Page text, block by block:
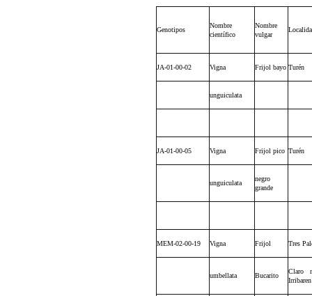
Genotipos
Nombre
científico
Nombre
vulgar
JA-01-00-02 Vigna Frijol bayo Turén
unguiculata
JA-01-00-05 Vigna Frijol pico Turén
unguiculata
negro
grande
MEM-02-00-19 Vigna Frijol Tres
umbellata Bucarito
Claro